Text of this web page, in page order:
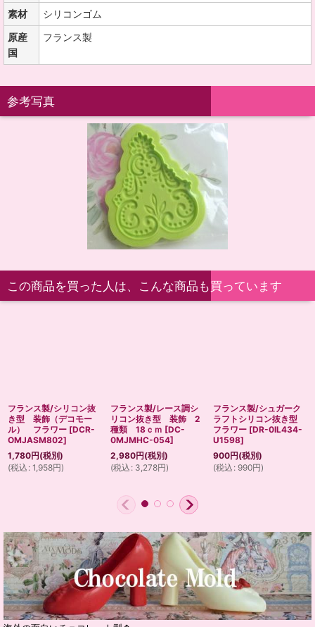
素材
シリコンゴム
原産
国
フランス製
参考写真
この商品を買った人は、こんな商品も買っています
フランス製/シリコン抜
き型 装飾（デコモー
ル） フラワー [DCR-
OMJASM802]
1,780円(税別)
(税込 : 1,958円)
フランス製/レース調シ
リコン抜き型 装飾 2
種類 18ｃｍ [DC-
0MJMHC-054]
2,980円(税別)
(税込 : 3,278円)
フランス製/シュガーク
ラフトシリコン抜き型
フラワー [DR-0IL434-
U1598]
900円(税別)
(税込 : 990円)